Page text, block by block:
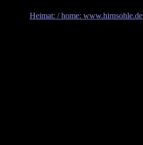
Heimat: / home: www.hirnsohle.de